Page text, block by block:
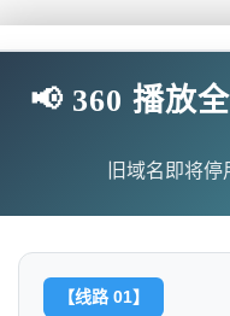
📢 360 播放
旧域名即将
【线路 01】